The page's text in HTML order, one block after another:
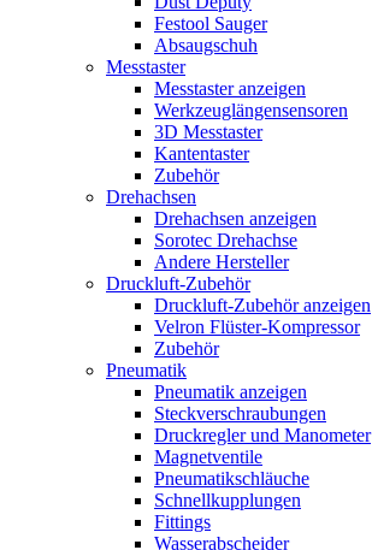
Festool Sauger
Absaugschuh
Messtaster
Messtaster anzeigen
Werkzeuglängensensoren
3D Messtaster
Kantentaster
Zubehör
Drehachsen
Drehachsen anzeigen
Sorotec Drehachse
Andere Hersteller
Druckluft-Zubehör
Druckluft-Zubehör anzeigen
Velron Flüster-Kompressor
Zubehör
Pneumatik
Pneumatik anzeigen
Steckverschraubungen
Druckregler und Manometer
Magnetventile
Pneumatikschläuche
Schnellkupplungen
Fittings
Wasserabscheider